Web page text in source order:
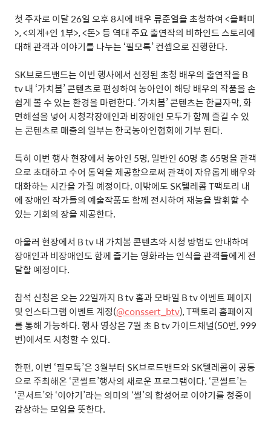
첫 주자로 이달26일 오후8시에 배우 류준열을 초청하여 <올빼미
>, <외계+인 1부>, <돈>등 역대 주요 출연작의 비하인드 스토리에
대해 관객과 이야기를 나누는 ‘필모톡’컨셉으로 진행한다.
SK브로드밴드는 이번 행사에서 선정된 초청 배우의 출연작을 B
tv내 ‘가치봄’콘텐츠로 편성하여 농아인이 해당 배우의 작품을 손
쉽게 볼 수 있는 환경을 마련한다. ‘가치봄’콘텐츠는 한글자막,화
면해설을 넣어 시청각장애인과 비장애인 모두가 함께 즐길 수 있
는 콘텐츠로 매출의 일부는 한국농아인협회에 기부 된다.
특히 이번 행사 현장에서 농아인 5명,일반인 60명 총65명을 관객
으로 초대하고 수어 통역을 제공함으로써 관객이 자유롭게 배우와
대화하는 시간을 가질 예정이다. 이밖에도 SK텔레콤T팩토리 내
에 장애인 작가들의 예술작품도 함께 전시하여 재능을 발휘할 수
있는 기회의 장을 제공한다.
아울러 현장에서 B tv내 가치봄 콘텐츠와 시청 방법도 안내하여
장애인과 비장애인도 함께 즐기는 영화라는 인식을 관객들에게 전
달할 예정이다.
참석 신청은 오는22일까지 B tv홈과 모바일 B tv이벤트 페이지
및 인스타그램 이벤트 계정(@conssert_btv), T팩토리 홈페이지
를 통해 가능하다.행사 영상은 7월 초 B tv가이드채널(50번, 999
번)에서도 시청할 수 있다.
한편,이번 ‘필모톡’은3월부터 SK브로드밴드와SK텔레콤이 공동
으로 주최해온 ‘콘썰트’행사의 새로운 프로그램이다. ‘콘썰트’는
‘콘서트’와‘이야기’라는 의미의 ‘썰’의 합성어로 이야기를 청중이
감상하는 모임을 뜻한다.